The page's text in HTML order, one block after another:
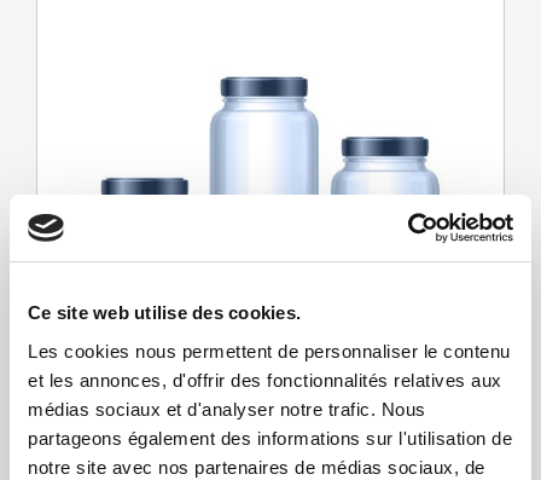
Ce site web utilise des cookies.
Les cookies nous permettent de personnaliser le contenu
et les annonces, d'offrir des fonctionnalités relatives aux
médias sociaux et d'analyser notre trafic. Nous
partageons également des informations sur l'utilisation de
notre site avec nos partenaires de médias sociaux, de
Dépal pour bocaux en verre